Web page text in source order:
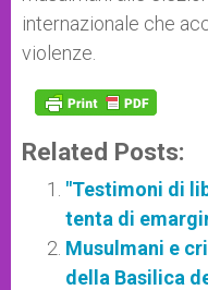
internazionale che
violenze.
Related Posts:
"Testimoni di
tenta di
Musulmani e
della Basilica